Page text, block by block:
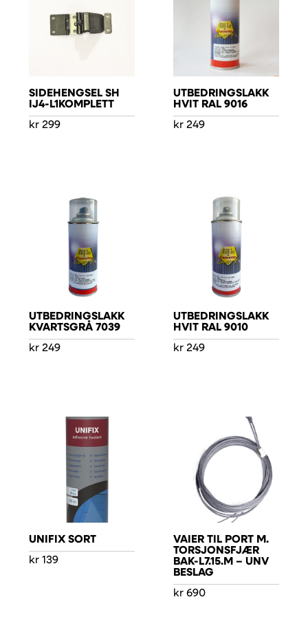
SIDEHENGSEL SH
IJ4-L1KOMPLETT
kr 299
UTBEDRINGSLAKK
HVIT RAL 9016
kr 249
UTBEDRINGSLAKK
KVARTSGRÅ 7039
kr 249
UTBEDRINGSLAKK
HVIT RAL 9010
kr 249
UNIFIX SORT
kr 139
VAIER TIL PORT M.
TORSJONSFJÆR
BAK-L7.15.M – UNV
BESLAG
kr 690